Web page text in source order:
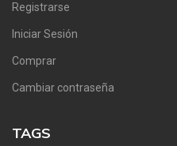
Registrarse
Iniciar Sesión
Comprar
Cambiar contraseña
TAGS